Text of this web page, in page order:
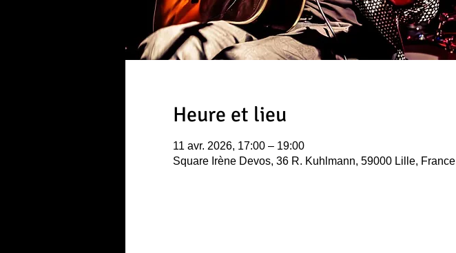
Heure et lieu
11 avr. 2026, 17:00 – 19:00
Square Irène Devos, 36 R. Kuhlmann, 59000 Lille, France